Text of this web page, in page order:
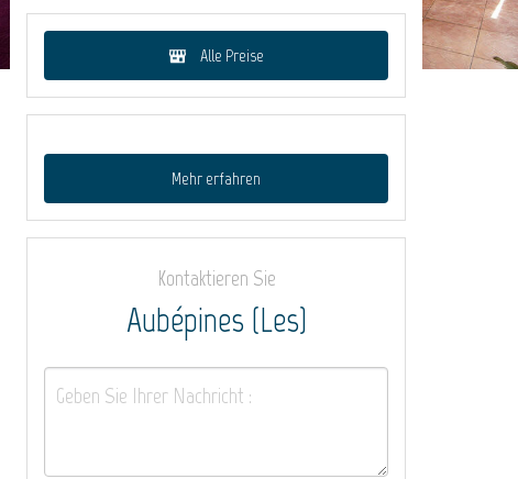
Alle Preise
Mehr erfahren
Kontaktieren Sie
Aubépines (Les)